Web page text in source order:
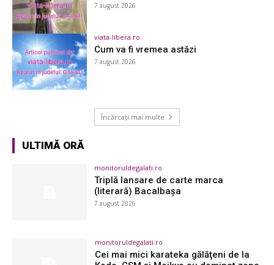
7 august 2026
viata-libera.ro
Cum va fi vremea astăzi
7 august 2026
Încărcați mai multe
ULTIMĂ ORĂ
monitoruldegalati.ro
Triplă lansare de carte marca
(literară) Bacalbaşa
7 august 2026
monitoruldegalati.ro
Cei mai mici karateka gălăţeni de la